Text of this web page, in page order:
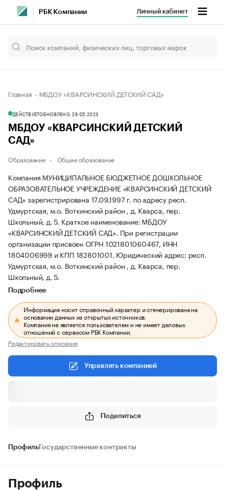
РБК Компании Личный кабинет
Главная МБДОУ «КВАРСИНСКИЙ ДЕТСКИЙ САД»
ДЕЙСТВУЕТОБНОВЛЕНО, 29.05.2023
МБДОУ «КВАРСИНСКИЙ ДЕТСКИЙ
САД»
Образование Общее образование
Компания МУНИЦИПАЛЬНОЕ БЮДЖЕТНОЕ ДОШКОЛЬНОЕ
ОБРАЗОВАТЕЛЬНОЕ УЧРЕЖДЕНИЕ «КВАРСИНСКИЙ ДЕТСКИЙ
САД» зарегистрирована 17.09.1997 г. по адресу респ.
Удмуртская, м.о. Воткинский район , д. Кварса, пер.
Школьный, д. 5. Краткое наименование: МБДОУ
«КВАРСИНСКИЙ ДЕТСКИЙ САД». При регистрации
организации присвоен ОГРН 1021801060467, ИНН
1804006999 и КПП 182801001. Юридический адрес: респ.
Удмуртская, м.о. Воткинский район , д. Кварса, пер.
Школьный, д. 5.
Подробнее
Информация носит справочный характер и сгенерирована на
основании данных из открытых источников.
Компания не является пользователем и не имеет деловых
отношений с сервисом РБК Компании.
Редактировать описание
Управлять компанией
Поделиться
ПрофильГосударственные контракты
Профиль